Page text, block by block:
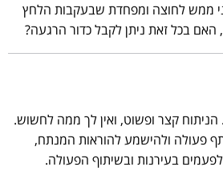
ממש לחוצה ומפחדת שבעקבות הלחץ
בכל זאת ניתן לקבל כדור הרגעה?
הניתוח קצר ופשוט, ואין לך ממה לחשוש.
פעולה ולהישמע להוראות המנתח,
בעירנות ובשיתוף הפעולה.